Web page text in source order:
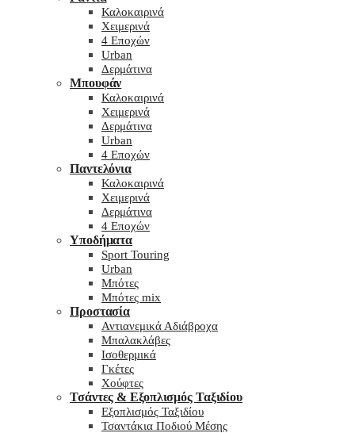
Καλοκαιρινά
Χειμερινά
4 Εποχών
Urban
Δερμάτινα
Μπουφάν
Καλοκαιρινά
Χειμερινά
Δερμάτινα
Urban
4 Εποχών
Παντελόνια
Καλοκαιρινά
Χειμερινά
Δερμάτινα
4 Εποχών
Υποδήματα
Sport Touring
Urban
Μπότες
Μπότες mix
Προστασία
Αντιανεμικά Αδιάβροχα
Μπαλακλάβες
Ισοθερμικά
Γκέτες
Χούφτες
Τσάντες & Εξοπλισμός Ταξιδίου
Εξοπλισμός Ταξιδίου
Τσαντάκια Ποδιού Μέσης